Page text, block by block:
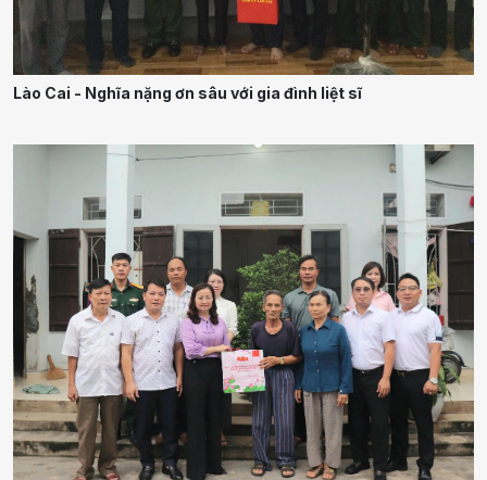
Lào Cai - Nghĩa nặng ơn sâu với gia đình liệt sĩ